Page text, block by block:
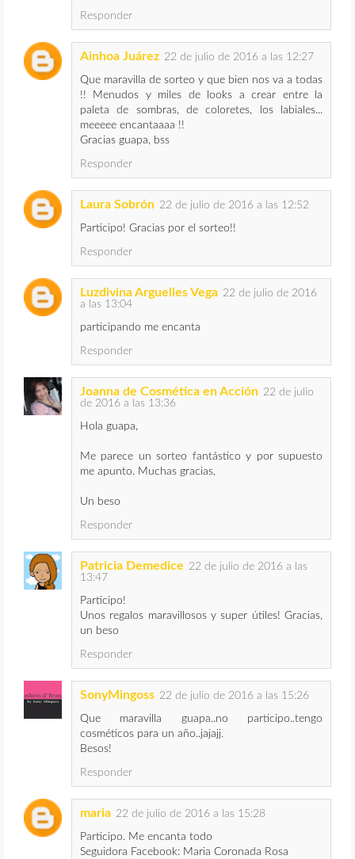
Responder
Ainhoa Juárez 22 de julio de 2016 a las 12:27
Que maravilla de sorteo y que bien nos va a todas
!! Menudos y miles de looks a crear entre la
paleta de sombras, de coloretes, los labiales...
meeeee encantaaaa !!
Gracias guapa, bss
Responder
Laura Sobrón 22 de julio de 2016 a las 12:52
Participo! Gracias por el sorteo!!
Responder
Luzdivina Arguelles Vega 22 de julio de 2016
a las 13:04
participando me encanta
Responder
Joanna de Cosmética en Acción 22 de julio
de 2016 a las 13:36
Hola guapa,
Me parece un sorteo fantástico y por supuesto
me apunto. Muchas gracias,
Un beso
Responder
Patricia Demedice 22 de julio de 2016 a las
13:47
Participo!
Unos regalos maravillosos y super útiles! Gracias,
un beso
Responder
SonyMingoss 22 de julio de 2016 a las 15:26
Que maravilla guapa..no participo..tengo
cosméticos para un año..jajajj.
Besos!
Responder
maria 22 de julio de 2016 a las 15:28
Participo. Me encanta todo
Seguidora Facebook: Maria Coronada Rosa